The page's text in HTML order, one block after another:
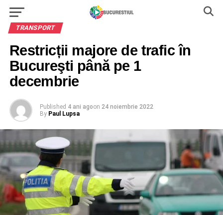
TRANSPORT
Restricții majore de trafic în
Bucureşti până pe 1
decembrie
Published 4 ani agoon 24 noiembrie 2022
By Paul Lupsa